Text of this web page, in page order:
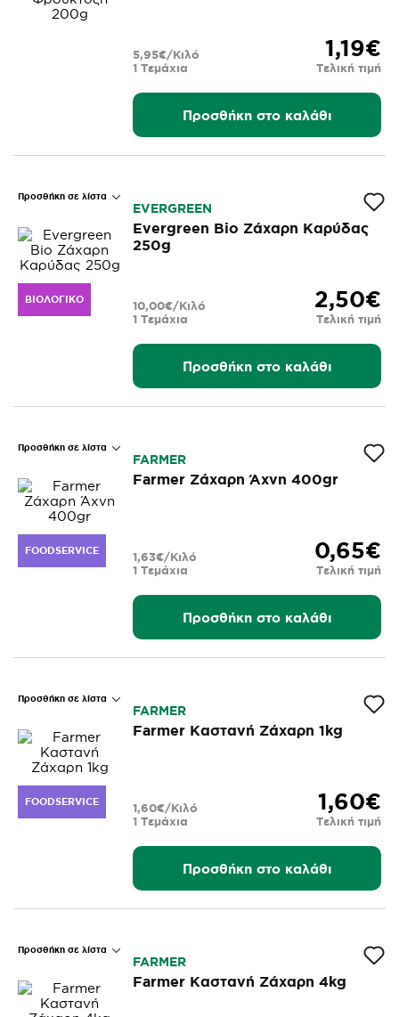
1,19€
Τελική τιμή
1 Τεμάχια
5,95€/Κιλό
Προσθήκη στο καλάθι
Προσθήκη σε λίστα
ΒΙΟΛΟΓΙΚΌ
EVERGREEN
Evergreen Bio Ζάχαρη Καρύδας
250g
2,50€
Τελική τιμή
1 Τεμάχια
10,00€/Κιλό
Προσθήκη στο καλάθι
Προσθήκη σε λίστα
FOODSERVICE
FARMER
Farmer Ζάχαρη Άχνη 400gr
0,65€
Τελική τιμή
1 Τεμάχια
1,63€/Κιλό
Προσθήκη στο καλάθι
Προσθήκη σε λίστα
FOODSERVICE
FARMER
Farmer Καστανή Ζάχαρη 1kg
1,60€
Τελική τιμή
1 Τεμάχια
1,60€/Κιλό
Προσθήκη στο καλάθι
Προσθήκη σε λίστα
FARMER
Farmer Καστανή Ζάχαρη 4kg